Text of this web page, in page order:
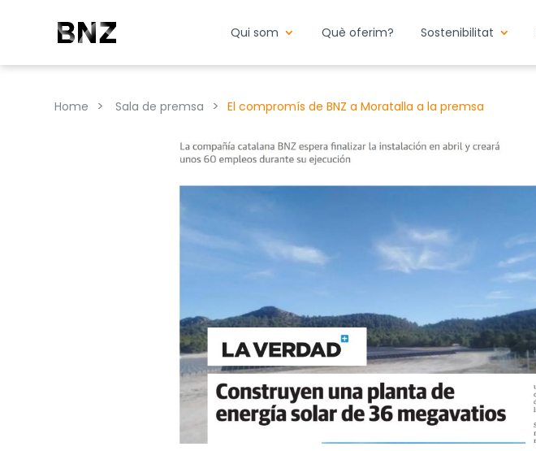
Qui som Què oferim? Sostenibilitat
Home > Sala de premsa > El compromís de BNZ a Moratalla a la premsa